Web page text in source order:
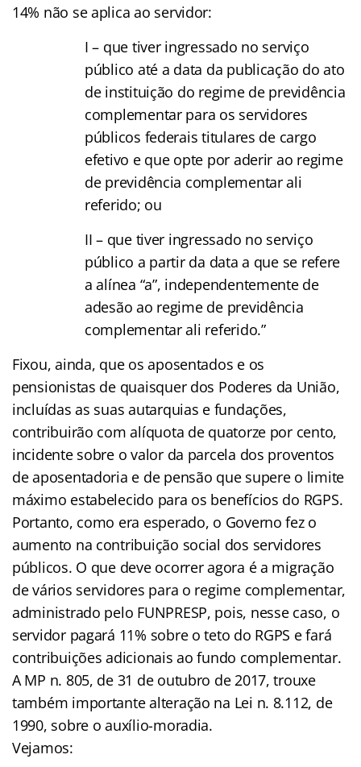
14% não se aplica ao servidor:
I – que tiver ingressado no serviço
público até a data da publicação do ato
de instituição do regime de previdência
complementar para os servidores
públicos federais titulares de cargo
efetivo e que opte por aderir ao regime
de previdência complementar ali
referido; ou
II – que tiver ingressado no serviço
público a partir da data a que se refere
a alínea “a”, independentemente de
adesão ao regime de previdência
complementar ali referido.”
Fixou, ainda, que os aposentados e os
pensionistas de quaisquer dos Poderes da União,
incluídas as suas autarquias e fundações,
contribuirão com alíquota de quatorze por cento,
incidente sobre o valor da parcela dos proventos
de aposentadoria e de pensão que supere o limite
máximo estabelecido para os benefícios do RGPS.
Portanto, como era esperado, o Governo fez o
aumento na contribuição social dos servidores
públicos. O que deve ocorrer agora é a migração
de vários servidores para o regime complementar,
administrado pelo FUNPRESP, pois, nesse caso, o
servidor pagará 11% sobre o teto do RGPS e fará
contribuições adicionais ao fundo complementar.
A MP n. 805, de 31 de outubro de 2017, trouxe
também importante alteração na Lei n. 8.112, de
1990, sobre o auxílio-moradia.
Vejamos: